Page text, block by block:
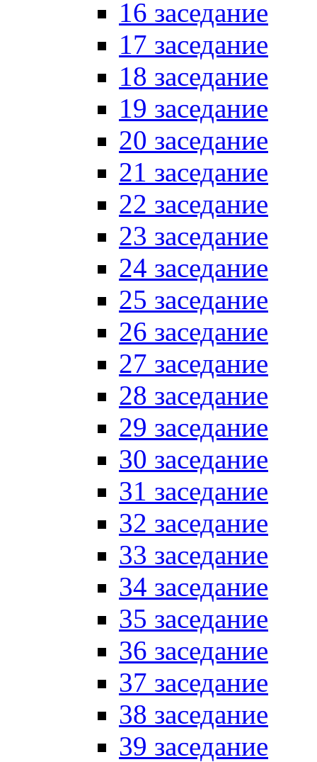
16 заседание
17 заседание
18 заседание
19 заседание
20 заседание
21 заседание
22 заседание
23 заседание
24 заседание
25 заседание
26 заседание
27 заседание
28 заседание
29 заседание
30 заседание
31 заседание
32 заседание
33 заседание
34 заседание
35 заседание
36 заседание
37 заседание
38 заседание
39 заседание